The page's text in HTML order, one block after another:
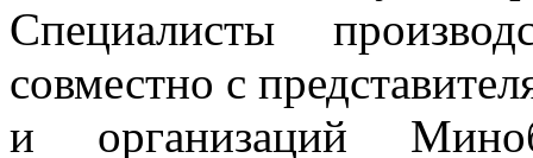
Специалисты
совместно с
и организаций